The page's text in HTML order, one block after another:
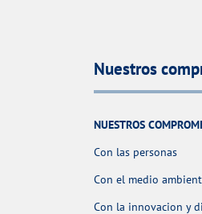
Nuestros
NUESTROS
Con las personas
Con el medio
Con la innovacion y